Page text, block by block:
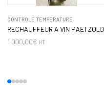
CONTROLE TEMPERATURE
RECHAUFFEUR A VIN PAETZOLD
1 000,00€ HT